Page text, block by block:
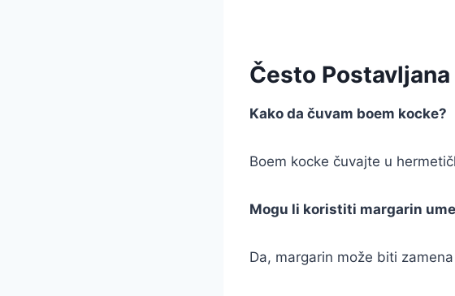
Često
Kako da čuvam boem kocke?
Boem kocke čuvajte u
Mogu li koristiti margarin
Da, margarin može biti